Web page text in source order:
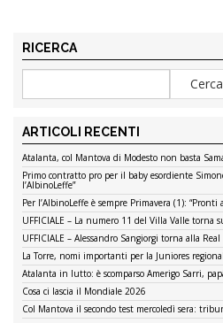
RICERCA
ARTICOLI RECENTI
Atalanta, col Mantova di Modesto non basta
Primo contratto pro per il baby esordiente
l’AlbinoLeffe”
Per l’AlbinoLeffe è sempre Primavera (1):
UFFICIALE – La numero 11 del Villa Valle torna
UFFICIALE – Alessandro Sangiorgi torna alla
La Torre, nomi importanti per la Juniores
Atalanta in lutto: è scomparso Amerigo Sarri,
Cosa ci lascia il Mondiale 2026
Col Mantova il secondo test mercoledì sera: